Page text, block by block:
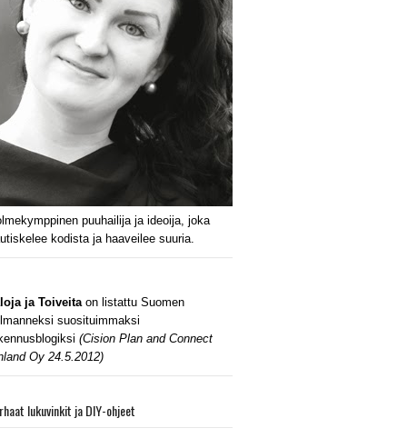
puuhailija ja ideoija, joka
kodista ja haaveilee suuria.
ja Toiveitaon listattu Suomen
suosituimmaksi
(Cision Plan and Connect
Oy 24.5.2012)
lukuvinkit ja DIY-ohjeet